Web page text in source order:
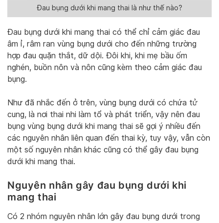
Đau bụng dưới khi mang thai là như thế nào?
Đau bụng dưới khi mang thai có thể chỉ cảm giác đau
âm ỉ, râm ran vùng bụng dưới cho đến những trường
hợp đau quặn thắt, dữ dội. Đôi khi, khi mẹ bầu ốm
nghén, buồn nôn và nôn cũng kèm theo cảm giác đau
bụng.
Như đã nhắc đến ở trên, vùng bụng dưới có chứa tử
cung, là nơi thai nhi làm tổ và phát triển, vậy nên đau
bụng vùng bụng dưới khi mang thai sẽ gợi ý nhiều đến
các nguyên nhân liên quan đến thai kỳ, tuy vậy, vẫn còn
một số nguyên nhân khác cũng có thể gây đau bụng
dưới khi mang thai.
Nguyên nhân gây đau bụng dưới khi
mang thai
Có 2 nhóm nguyên nhân lớn gây đau bụng dưới trong